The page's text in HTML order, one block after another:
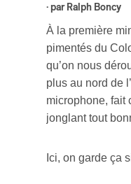
· par Ralph Boncy
À la première
pimentés du
qu’on nous
plus au nord de
microphone, fait
jonglant tout
Ici, on garde ça